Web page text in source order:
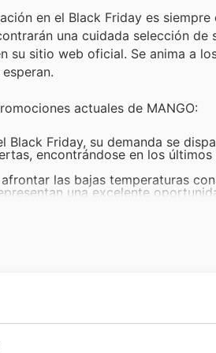
en el Black Friday es siempre
una cuidada selección de
su sitio web oficial. Se anima a
actuales de MANGO:
Friday, su demanda se
encontrándose en los
las bajas temperaturas
una excelente
offers para adquirir modelos
convierten en básicos
toque final perfecto para
capricho o para encontrar el